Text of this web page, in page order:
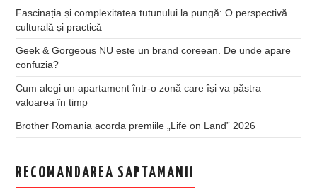
Fascinația și complexitatea tutunului la pungă: O perspectivă
culturală și practică
Geek & Gorgeous NU este un brand coreean. De unde apare
confuzia?
Cum alegi un apartament într-o zonă care își va păstra
valoarea în timp
Brother Romania acorda premiile „Life on Land” 2026
RECOMANDAREA SAPTAMANII